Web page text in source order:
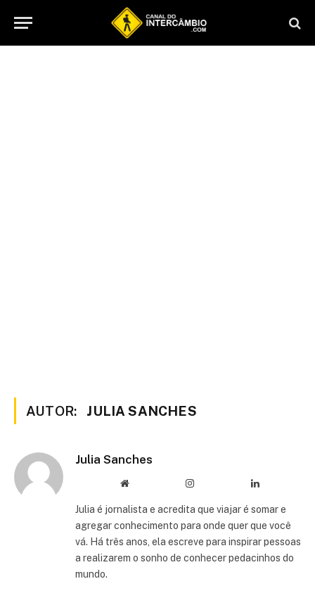
AUTOR: JULIA SANCHES
Julia Sanches
Website Instagram LinkedIn
Julia é jornalista e acredita que viajar é somar e
agregar conhecimento para onde quer que você
vá. Há três anos, ela escreve para inspirar pessoas
a realizarem o sonho de conhecer pedacinhos do
mundo.